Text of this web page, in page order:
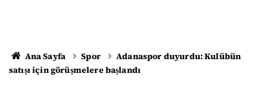
Ana Sayfa Spor
Adanaspor duyurdu: Kulübün
satışı için görüşmelere başlandı